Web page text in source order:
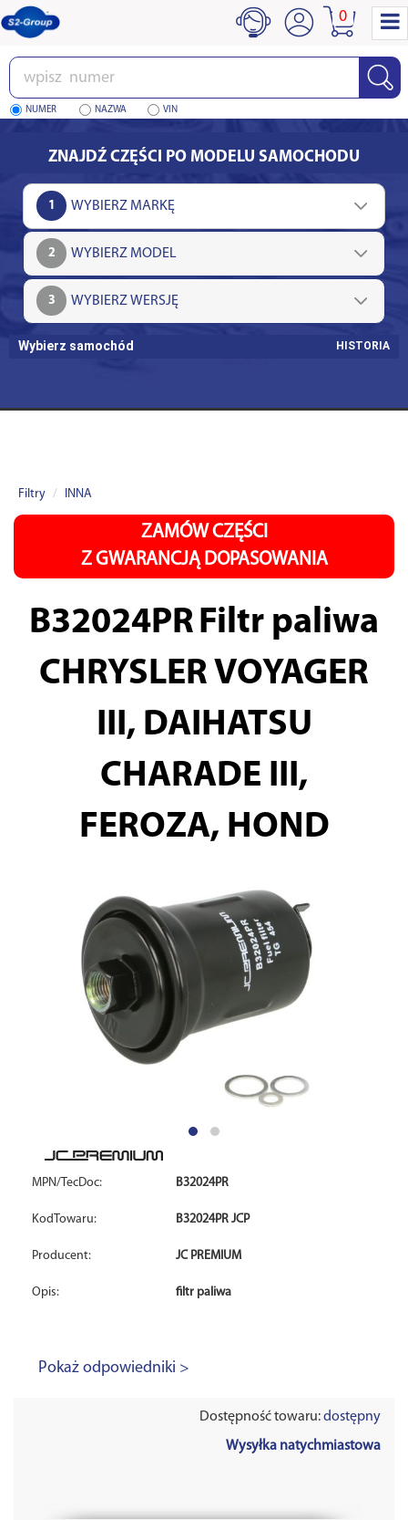
Wpisz
numer
NUMER NAZWA VIN
0
ZNAJDŹ CZĘŚCI PO MODELU SAMOCHODU
1
2
3
Wybierz samochód HISTORIA
Filtry INNA
ZAMÓW CZĘŚCI
Z GWARANCJĄ DOPASOWANIA
B32024PR Filtr paliwa
CHRYSLER VOYAGER
III, DAIHATSU
CHARADE III,
FEROZA, HOND
MPN/TecDoc: B32024PR
KodTowaru: B32024PR JCP
Producent: JC PREMIUM
Opis: filtr paliwa
Pokaż odpowiedniki >
Dostępność towaru:dostępny
Wysyłka natychmiastowa